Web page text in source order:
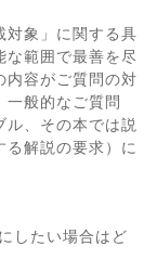
対象」に関する具
な範囲で最善を尽
内容がご質問の対
一般的なご質問
ル、その本では説
る解説の要求）に
したい場合はど